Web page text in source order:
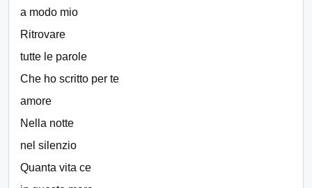
a modo mio
Ritrovare
tutte le parole
Che ho scritto per te
amore
Nella notte
nel silenzio
Quanta vita ce